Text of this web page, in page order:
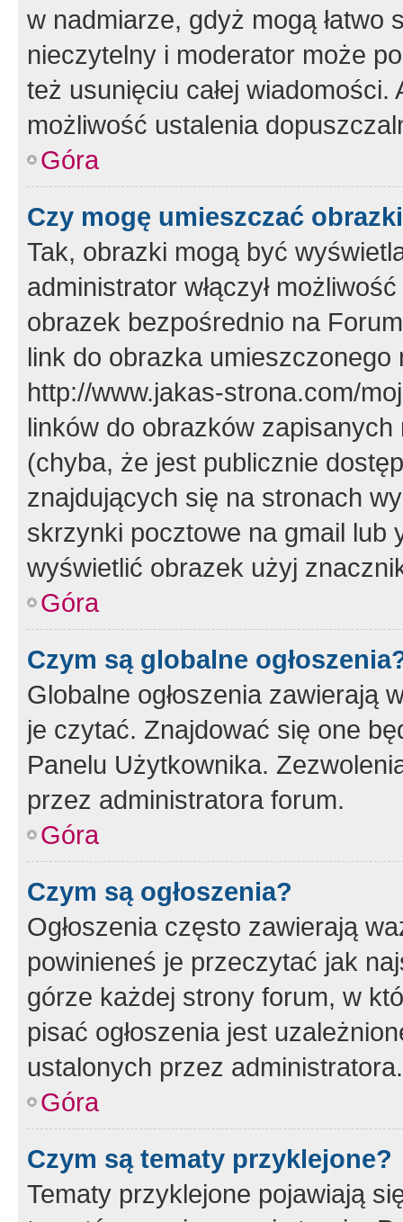
w nadmiarze, gdyż mogą
nieczytelny i moderator może
też usunięciu całej
możliwość ustalenia
Góra
Czy mogę umieszczać
Tak, obrazki mogą być
administrator włączył
obrazek bezpośrednio na
link do obrazka
http://www.jakas-strona.com/
linków do obrazków
(chyba, że jest publicznie
znajdujących się na stronach
skrzynki pocztowe na gmail lub
wyświetlić obrazek użyj
Góra
Czym są globalne
Globalne ogłoszenia zawierają
je czytać. Znajdować się one
Panelu Użytkownika.
przez administratora forum.
Góra
Czym są ogłoszenia?
Ogłoszenia często zawierają
powinieneś je przeczytać jak
górze każdej strony forum, w
pisać ogłoszenia jest
ustalonych przez administratora.
Góra
Czym są tematy przyklejone?
Tematy przyklejone pojawiają